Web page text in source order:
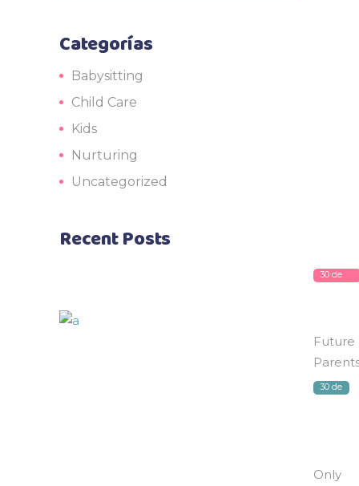
Categorías
Babysitting
Child Care
Kids
Nurturing
Uncategorized
Recent Posts
30 de
Future
30 de
Only